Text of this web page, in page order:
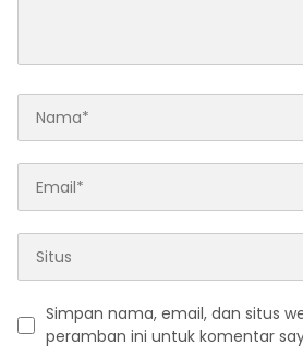
Simpan nama, email, dan situs
peramban ini untuk komentar